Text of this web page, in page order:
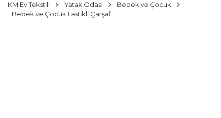
KM Ev Tekstili Yatak Odası
Bebek ve Çocuk
Bebek ve Çocuk Lastikli Çarşaf